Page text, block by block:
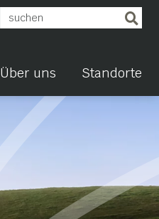
Über uns Standorte